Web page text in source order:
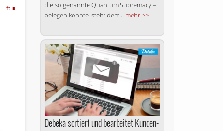
ft
die so genannte Quantum Supremacy –
belegen konnte, steht dem... mehr >>
Debeka sortiert und bearbeitet Kunden-